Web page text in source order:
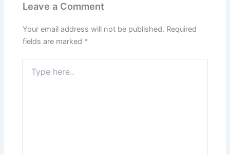
Leave a Comment
Your email address will not be published. Required
fields are marked *
here..